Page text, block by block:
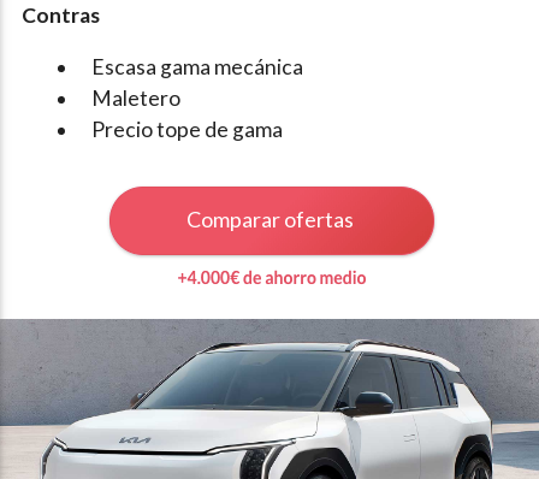
Contras
Escasa gama mecánica
Maletero
Precio tope de gama
Comparar ofertas